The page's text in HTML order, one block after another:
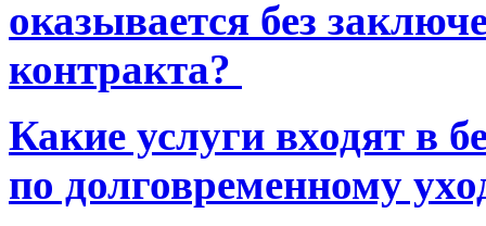
оказывается без
контракта?
Какие услуги входят в
по долговременному